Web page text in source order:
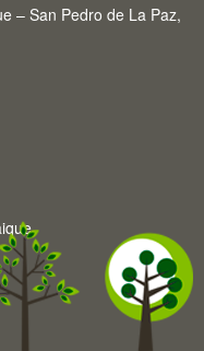
– San Pedro de La Paz,